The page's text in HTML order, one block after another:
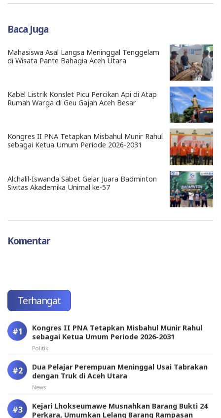
Baca Juga
Mahasiswa Asal Langsa Meninggal Tenggelam
di Wisata Pante Bahagia Aceh Utara
Kabel Listrik Konslet Picu Percikan Api di Atap
Rumah Warga di Geu Gajah Aceh Besar
Kongres II PNA Tetapkan Misbahul Munir Rahul
sebagai Ketua Umum Periode 2026-2031
Alchalil-Iswanda Sabet Gelar Juara Badminton
Sivitas Akademika Unimal ke-57
Komentar
Terhangat
Kongres II PNA Tetapkan Misbahul Munir Rahul
sebagai Ketua Umum Periode 2026-2031
Politik
Dua Pelajar Perempuan Meninggal Usai Tabrakan
dengan Truk di Aceh Utara
News
Kejari Lhokseumawe Musnahkan Barang Bukti 24
Perkara, Umumkan Lelang Barang Rampasan